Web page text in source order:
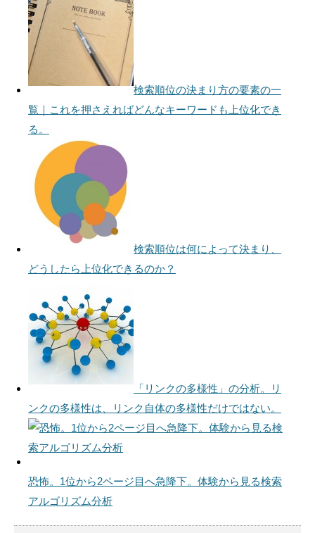
検索順位の決まり方の要素の一
覧｜これを押さえればどんなキーワードも上位化でき
る。
検索順位は何によって決まり、
どうしたら上位化できるのか？
「リンクの多様性」の分析。リ
ンクの多様性は、リンク自体の多様性だけではない。
恐怖。1位から2ページ目へ急降下。体験から見る検索
アルゴリズム分析